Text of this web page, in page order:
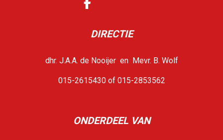
DIRECTIE
dhr. J.A.A. de Nooijer en Mevr. B. Wolf
015-2615430 of 015-2853562
ONDERDEEL VAN